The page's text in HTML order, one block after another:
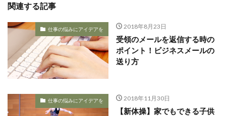
関連する記事
仕事の悩みにアイデアを 2018年8月23日
受領のメールを返信する時の
ポイント！ビジネスメールの
送り方
仕事の悩みにアイデアを 2018年11月30日
【新体操】家でもできる子供